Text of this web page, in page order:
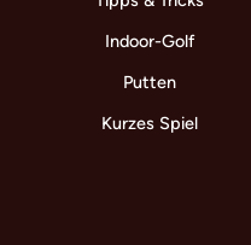
Indoor-Golf
Putten
Kurzes Spiel